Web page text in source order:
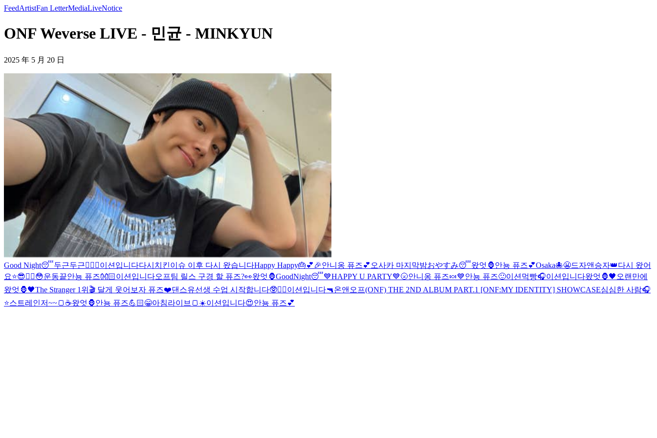
FeedArtistFan LetterMediaLiveNotice
ONF Weverse LIVE - 민균 - MINKYUN
2025 年 5 月 20 日
Good Night😴두근두근❤️‍🔥 😬이션입니다다시 치킨이슈 이후 다시 왔습니다Happy Happy🎂💕🎉안니옹 퓨즈💕 오사카 마지막밤おやすみ😴왔엇🦍안뇽 퓨즈💕Osaka🐙😬드자앤승자👑다시 왔어
요⭐️😎❤️‍🔥😳운동끝안뇽 퓨즈👐🏻이션입니다오프팀 릴스 구경 할 퓨즈?👀왔엇🦍GoodNight😴💙HAPPY U PARTY💙🌝안니옹 퓨즈🍬💙안뇽 퓨즈🙂이션먹빵🎧이션입니다왔엇🦍🖤 오랜만에
왔엇🦍🖤The Stranger 1위🎬 달게 웃어보자 퓨즈❤️댄스유선생 수업 시작합니다🥸❤️‍🔥이션입니다🔫온앤오프(ONF) THE 2ND ALBUM PART.1 [ONF:MY IDENTITY] SHOWCASE심심한 사람🎧
⭐️스트레인저~~🍞☕️왔엇🦍안뇽 퓨즈💪🏻😁아침라이브🍞☀️이션입니다😍안뇽 퓨즈💕